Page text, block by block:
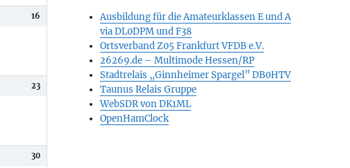
16
23
30
Ausbildung für die Amateurklassen E und A
via DL0DPM und F38
Ortsverband Z05 Frankfurt VFDB e.V.
26269.de – Multimode Hessen/RP
Stadtrelais „Ginnheimer Spargel” DB0HTV
Taunus Relais Gruppe
WebSDR von DK1ML
OpenHamClock